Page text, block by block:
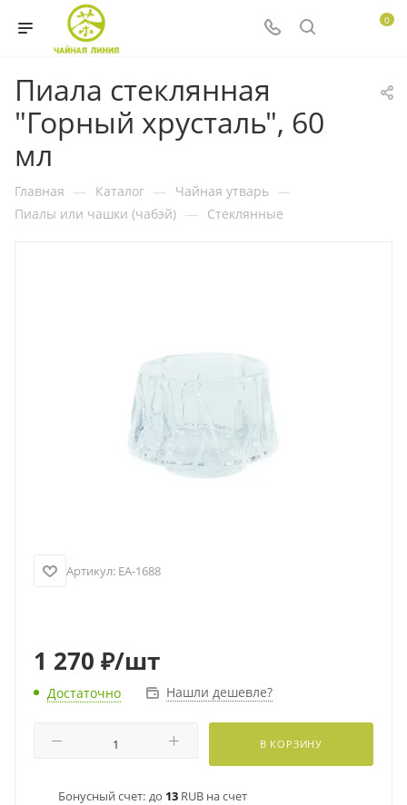
0
Пиала стеклянная
"Горный хрусталь", 60
мл
Главная — Каталог — Чайная утварь —
Пиалы или чашки (чабэй) — Стеклянные
Артикул: EA-1688
1 270 ₽/шт
Достаточно Нашли дешевле?
В КОРЗИНУ
Бонусный счет: до 13 RUB на счет